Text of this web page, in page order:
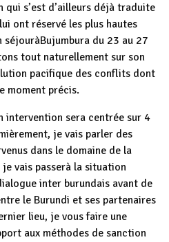
s’est d’ailleurs déjà traduite
ont réservé les plus hautes
du 23 au 27
tout naturellement sur son
pacifique des conflits dont
moment précis.
intervention sera centrée sur 4
je vais parler des
dans le domaine de la
vais passerà la situation
inter burundais avant de
le Burundi et ses partenaires
lieu, je vous faire une
aux méthodes de sanction